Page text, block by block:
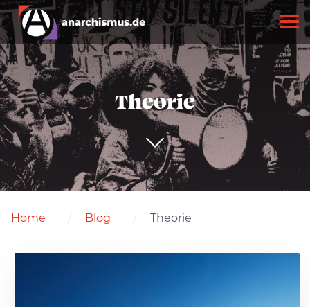
Theorie
Home Blog Theorie